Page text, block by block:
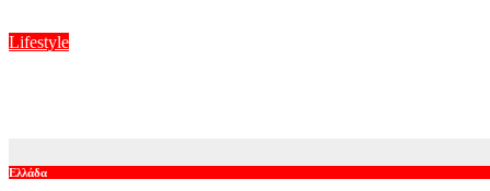
Lifestyle
Ελλάδα